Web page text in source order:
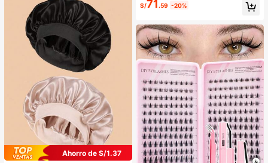
Ahorro de S/1.37
S/71 .59 -20%